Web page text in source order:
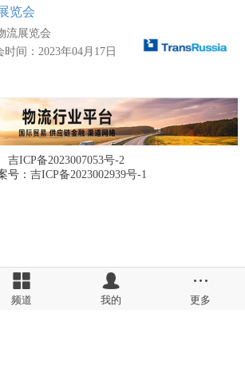
览会
流展览会
时间：2023年04月17日
俄罗斯-莫斯科-
莫斯科克洛库斯国
吉ICP备2023007053号-2
号： 吉ICP备2023002939号-1
频道 我的 更多